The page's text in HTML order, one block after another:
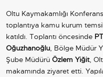
Oltu Kaymakamlığı
toplantıya kamu kurum
katıldı. Toplantı öncesinde
Oğuzhanoğlu, Bölge Müdür
Şube Müdürü Özlem Yiğit,
makamında ziyaret etti.